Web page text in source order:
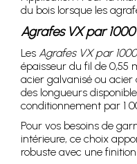
du bois lorsque les
Agrafes VX par 1000
Les Agrafes VX par 1000
épaisseur du fil de
acier galvanisé ou acier
des longueurs
conditionnement par 1
Pour vos besoins de
intérieure, ce choix
robuste avec une